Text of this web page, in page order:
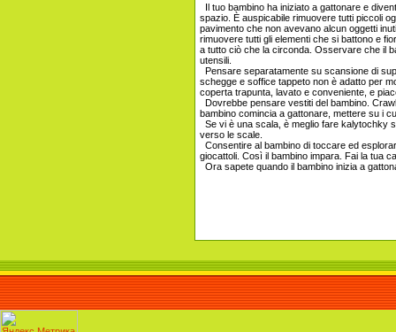
Il tuo bambino ha iniziato a gattonare e
spazio. È auspicabile rimuovere tutti piccoli
pavimento che non avevano alcun oggetti
rimuovere tutti gli elementi che si battono e
a tutto ciò che la circonda. Osservare che il
utensili.
Pensare separatamente su scansione di
schegge e soffice tappeto non è adatto per
coperta trapunta, lavato e conveniente, e
Dovrebbe pensare vestiti del bambino.
bambino comincia a gattonare, mettere su i
Se vi è una scala, è meglio fare kalytochky
verso le scale.
Consentire al bambino di toccare ed
giocattoli. Così il bambino impara. Fai la tua
Ora sapete quando il bambino inizia a